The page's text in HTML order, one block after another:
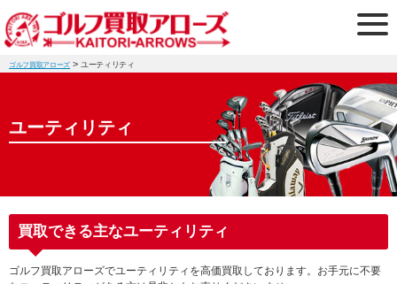
ゴルフ買取アローズ > ユーティリティ
ユーティリティ
買取できる主なユーティリティ
ゴルフ買取アローズでユーティリティを高価買取しております。お手元に不要